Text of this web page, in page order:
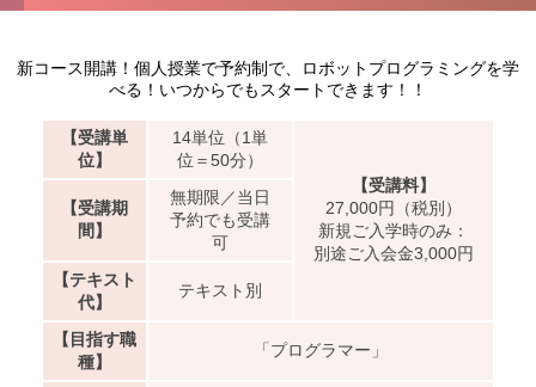
新コース開講！個人授業で予約制で、ロボットプログラミングを学
べる！いつからでもスタートできます！！
【受講単
位】
14単位（1単
位＝50分）
【受講料】
27,000円（税別）
新規ご入学時のみ：
別途ご入会金3,000円
【受講期
間】
無期限／当日
予約でも受講
可
【テキスト
代】
テキスト別
【目指す職
種】
「プログラマー」